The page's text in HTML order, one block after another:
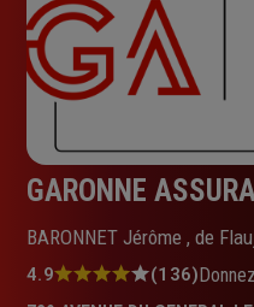
GARONNE
BARONNET Jérôme , de
Note
4.9 (136)